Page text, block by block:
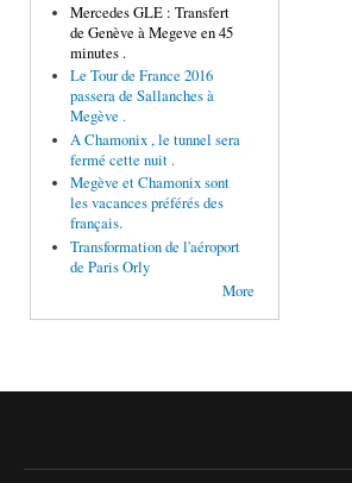
Mercedes GLE : Transfert
de Genève à Megeve en 45
minutes .
Le Tour de France 2016
passera de Sallanches à
Megève .
A Chamonix , le tunnel sera
fermé cette nuit .
Megève et Chamonix sont
les vacances préférés des
français.
Transformation de l'aéroport
de Paris Orly
More